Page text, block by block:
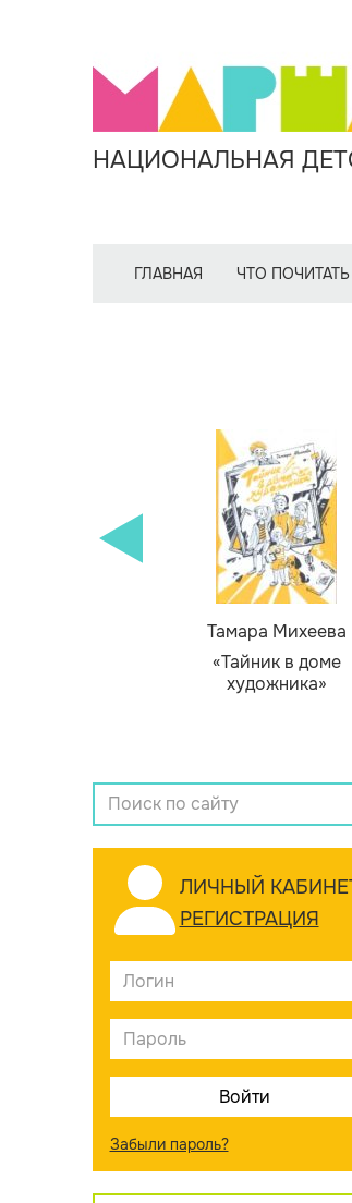
НАЦИОНАЛЬНАЯ
ГЛАВНАЯ ЧТО ПОЧИТАТЬ
Тамара Михеева
«Тайник в доме
художника»
ЛИЧНЫЙ
РЕГИСТРАЦИЯ
Забыли пароль?